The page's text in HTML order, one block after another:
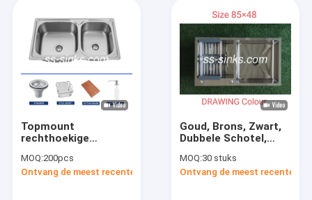
Topmount
rechthoekige
wasbak Dubbele Bowl
Voor Keuken
MOQ:200pcs
Ontvang de meest recente Prijs
Goud, Brons, Zwart,
Dubbele Schotel,
Handgemaakte
Keukenwasbak
MOQ:30 stuks
Ontvang de meest recente